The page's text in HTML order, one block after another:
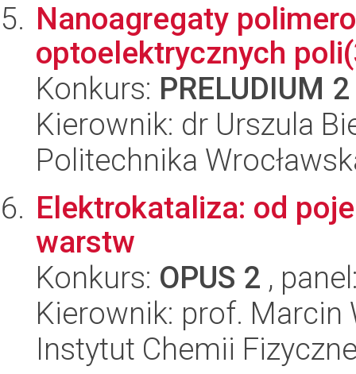
Nanoagregaty
optoelektrycznych
Konkurs: PRELUDIUM 2
Kierownik: dr Urszula
Politechnika
Elektrokataliza: od
warstw
Konkurs: OPUS 2 ,
Kierownik: prof. Marcin
Instytut Chemii